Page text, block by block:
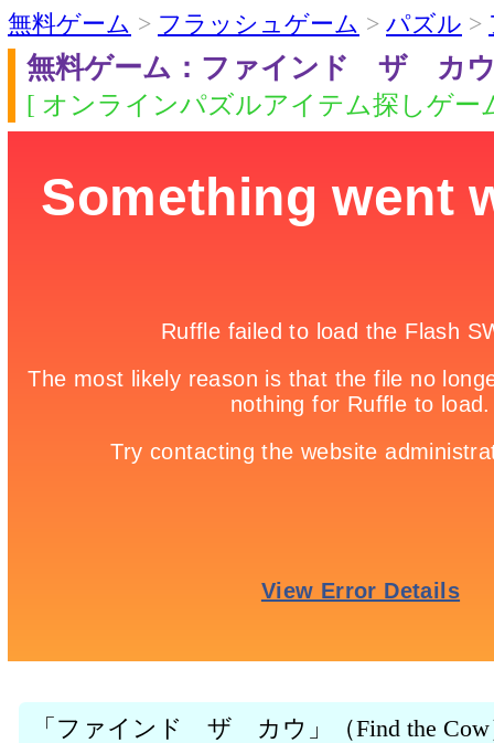
無料ゲーム > フラッシュゲーム > パズル >
無料ゲーム：ファインド ザ カ
[ オンラインパズルアイテム探しゲー
「ファインド ザ カウ」（Find the